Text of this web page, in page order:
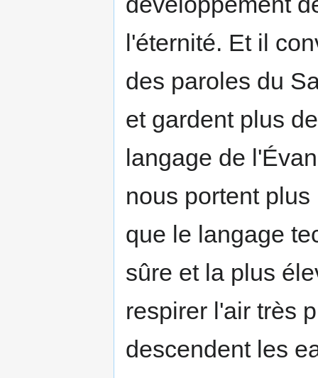
l'éternité. Et il
des paroles du
et gardent plus
langage de
nous portent
que le langage
sûre et la plus
respirer l'air très
descendent les